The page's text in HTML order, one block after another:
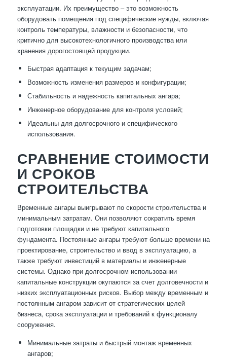
эксплуатации. Их преимущество – это возможность
оборудовать помещения под специфические нужды, включая
контроль температуры, влажности и безопасности, что
критично для высокотехнологичного производства или
хранения дорогостоящей продукции.
Быстрая адаптация к текущим задачам;
Возможность изменения размеров и конфигурации;
Стабильность и надежность капитальных ангара;
Инженерное оборудование для контроля условий;
Идеальны для долгосрочного и специфического
использования.
СРАВНЕНИЕ СТОИМОСТИ
И СРОКОВ
СТРОИТЕЛЬСТВА
Временные ангары выигрывают по скорости строительства и
минимальным затратам. Они позволяют сократить время
подготовки площадки и не требуют капитального
фундамента. Постоянные ангары требуют больше времени на
проектирование, строительство и ввод в эксплуатацию, а
также требуют инвестиций в материалы и инженерные
системы. Однако при долгосрочном использовании
капитальные конструкции окупаются за счет долговечности и
низких эксплуатационных рисков. Выбор между временным и
постоянным ангаром зависит от стратегических целей
бизнеса, срока эксплуатации и требований к функционалу
сооружения.
Минимальные затраты и быстрый монтаж временных
ангаров;